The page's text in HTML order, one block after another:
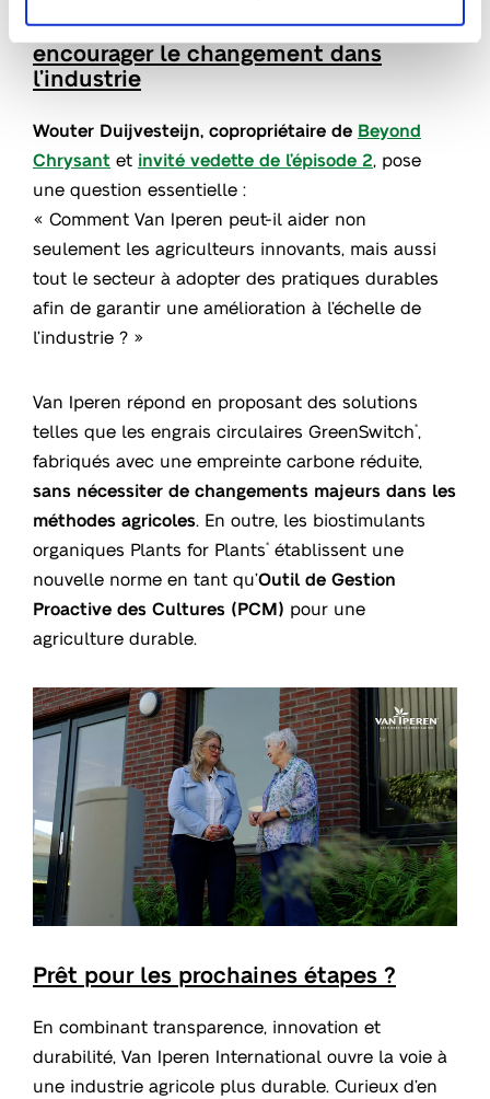
La perspective d’un agriculteur :
encourager le changement dans
l’industrie
Wouter Duijvesteijn, copropriétaire de Beyond
Chrysant et invité vedette de l’épisode 2, pose
une question essentielle :
« Comment Van Iperen peut-il aider non
seulement les agriculteurs innovants, mais aussi
tout le secteur à adopter des pratiques durables
afin de garantir une amélioration à l’échelle de
l’industrie ? »
Van Iperen répond en proposant des solutions
telles que les engrais circulaires GreenSwitch®,
fabriqués avec une empreinte carbone réduite,
sans nécessiter de changements majeurs dans les
méthodes agricoles. En outre, les biostimulants
organiques Plants for Plants®
établissent une
nouvelle norme en tant qu’Outil de Gestion
Proactive des Cultures (PCM) pour une
agriculture durable.
Prêt pour les prochaines étapes ?
En combinant transparence, innovation et
durabilité, Van Iperen International ouvre la voie à
une industrie agricole plus durable. Curieux d’en